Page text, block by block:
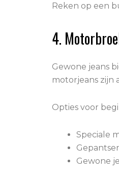
Reken op een
4.
Gewone jeans
motorjeans zijn
Opties voor
Speciale
Gewone